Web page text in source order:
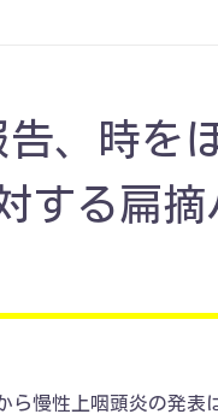
告、時を
する扁摘
ら慢性上咽頭炎の発表